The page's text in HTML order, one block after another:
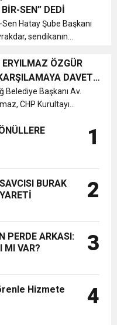
Ezer, olayla ilgili
bir basın açıklaması
SEN” DEDİ
Hatay Şube Başkanı
sendikanın
açıkladı. Üye
bin 481’e yükseldiğini
eğitim çalışan...
ERYILMAZ ÖZGÜR
DAVET
Belediye Başkanı Av.
CHP Kurultayı
belirten ve 12 Kasım
1
BURAK
2
PERDE ARKASI:
MI VAR?
3
Hizmete
4